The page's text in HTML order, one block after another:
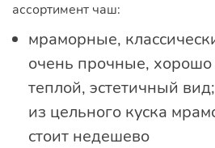
ассортимент чаш:
мраморные,
очень прочные, хорошо
теплой, эстетичный
из цельного куска
стоит недешево